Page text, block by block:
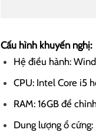
Cấu hình khuyến nghị:
Hệ điều hành:
CPU: Intel Core i5
RAM: 16GB để
Dung lượng ổ